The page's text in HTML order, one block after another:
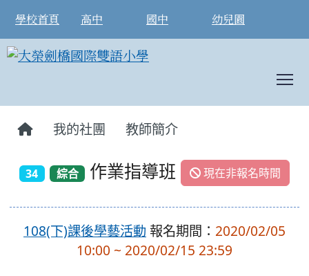
學校首頁 高中 國中 幼兒園
我的社團 教師簡介
34 綜合 作業指導班 現在非報名時間
108(下)課後學藝活動 報名期間： 2020/02/05
10:00 ~ 2020/02/15 23:59